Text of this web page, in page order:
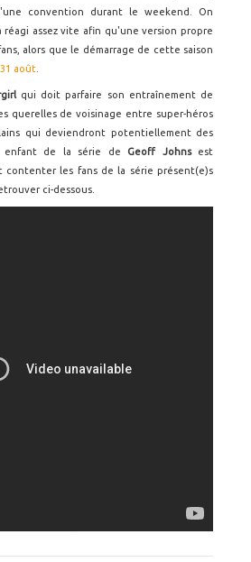
convention durant le weekend. On
réagi assez vite afin qu'une version propre
alors que le démarrage de cette saison
août
qui doit parfaire son entraînement de
querelles de voisinage entre super-héros
qui deviendront potentiellement des
enfant de la série de Geoff Johns est
contenter les fans de la série présent(e)s
ci-dessous.